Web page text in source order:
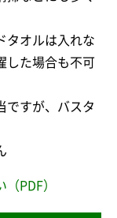
タオルは入れな
した場合も不可
ですが、バスタ
PDF）